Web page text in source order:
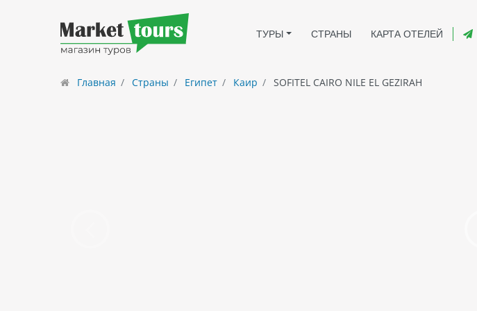
ТУРЫ СТРАНЫ КАРТА ОТЕЛЕЙ
Главная Страны Египет Каир SOFITEL CAIRO NILE EL GEZIRAH